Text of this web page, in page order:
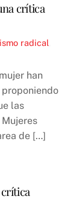
crítica
radical
han
las
de […]
crítica